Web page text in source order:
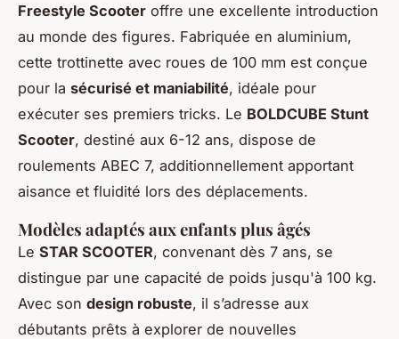
Freestyle Scooter offre une excellente introduction
au monde des figures. Fabriquée en aluminium,
cette trottinette avec roues de 100 mm est conçue
pour la sécurisé et maniabilité, idéale pour
exécuter ses premiers tricks. Le BOLDCUBE Stunt
Scooter, destiné aux 6-12 ans, dispose de
roulements ABEC 7, additionnellement apportant
aisance et fluidité lors des déplacements.
Modèles adaptés aux enfants plus âgés
Le STAR SCOOTER, convenant dès 7 ans, se
distingue par une capacité de poids jusqu'à 100 kg.
Avec son design robuste, il s’adresse aux
débutants prêts à explorer de nouvelles